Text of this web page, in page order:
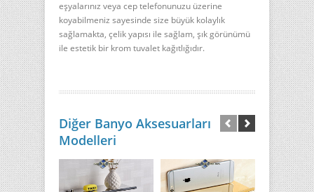
eşyalarınız veya cep telefonunuzu üzerine
koyabilmeniz sayesinde size büyük kolaylık
sağlamakta, çelik yapısı ile sağlam, şık görünümü
ile estetik bir krom tuvalet kağıtlığıdır.
Diğer Banyo Aksesuarları
Modelleri